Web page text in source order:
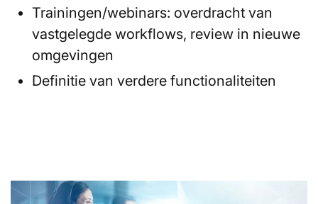
Trainingen/webinars: overdracht van
vastgelegde workflows, review in nieuwe
omgevingen
Definitie van verdere functionaliteiten